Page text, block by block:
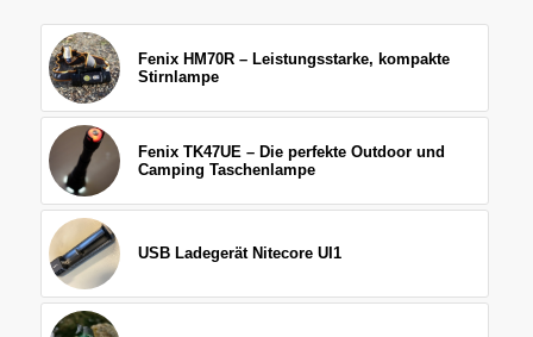
Fenix HM70R – Leistungsstarke, kompakte
Stirnlampe
Fenix TK47UE – Die perfekte Outdoor und
Camping Taschenlampe
USB Ladegerät Nitecore UI1